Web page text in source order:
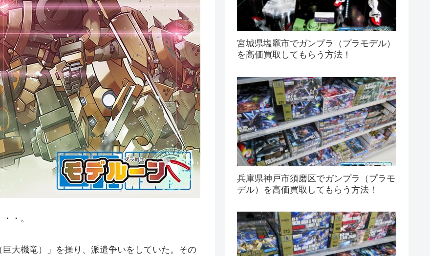
・。
大機竜）」を操り、派遣争いをしていた。その
宮城県塩竈市でガンプラ（プラモデル）
を高価買取してもらう方法！
兵庫県神戸市須磨区でガンプラ（プラモ
デル）を高価買取してもらう方法！